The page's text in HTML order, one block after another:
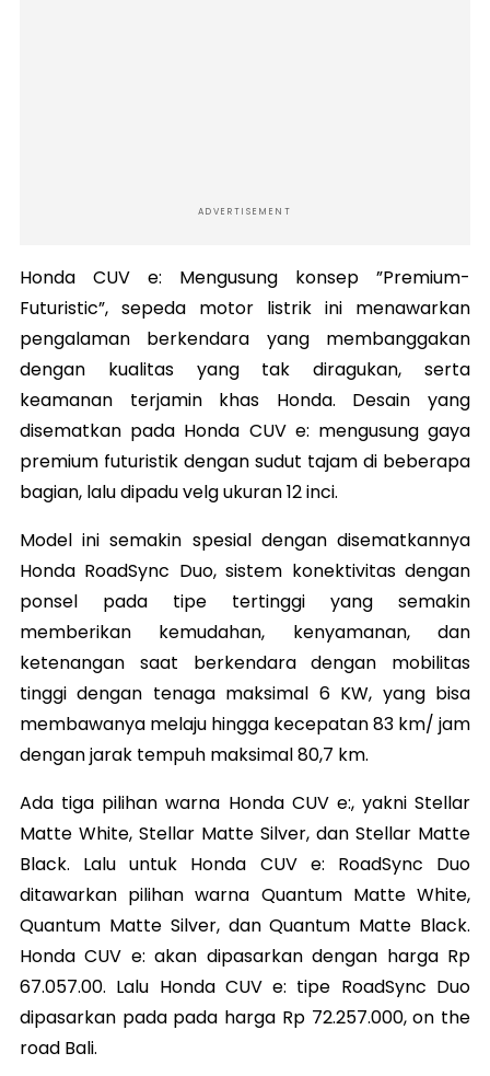
ADVERTISEMENT
Honda CUV e: Mengusung konsep ”Premium-
Futuristic”, sepeda motor listrik ini menawarkan
pengalaman berkendara yang membanggakan
dengan kualitas yang tak diragukan, serta
keamanan terjamin khas Honda. Desain yang
disematkan pada Honda CUV e: mengusung gaya
premium futuristik dengan sudut tajam di beberapa
bagian, lalu dipadu velg ukuran 12 inci.
Model ini semakin spesial dengan disematkannya
Honda RoadSync Duo, sistem konektivitas dengan
ponsel pada tipe tertinggi yang semakin
memberikan kemudahan, kenyamanan, dan
ketenangan saat berkendara dengan mobilitas
tinggi dengan tenaga maksimal 6 KW, yang bisa
membawanya melaju hingga kecepatan 83 km/ jam
dengan jarak tempuh maksimal 80,7 km.
Ada tiga pilihan warna Honda CUV e:, yakni Stellar
Matte White, Stellar Matte Silver, dan Stellar Matte
Black. Lalu untuk Honda CUV e: RoadSync Duo
ditawarkan pilihan warna Quantum Matte White,
Quantum Matte Silver, dan Quantum Matte Black.
Honda CUV e: akan dipasarkan dengan harga Rp
67.057.00. Lalu Honda CUV e: tipe RoadSync Duo
dipasarkan pada pada harga Rp 72.257.000, on the
road Bali.